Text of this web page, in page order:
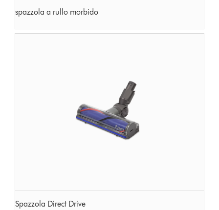
spazzola a rullo morbido
Spazzola Direct Drive